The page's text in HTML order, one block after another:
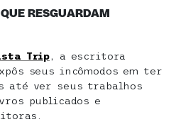
RESGUARDAM
Trip, a escritora
seus incômodos em ter
até ver seus trabalhos
publicados e